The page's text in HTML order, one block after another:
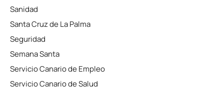
Sanidad
Santa Cruz de La Palma
Seguridad
Semana Santa
Servicio Canario de Empleo
Servicio Canario de Salud